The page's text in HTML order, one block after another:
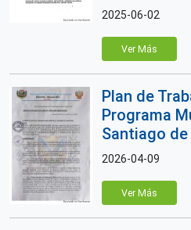
2025-06-02
Ver Más
Plan de
Programa
Santiago
2026-04-09
Ver Más